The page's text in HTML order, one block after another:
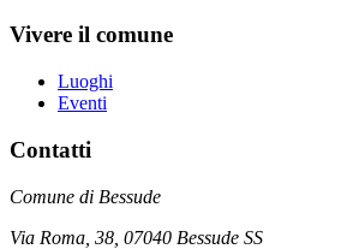
Vivere il comune
Luoghi
Eventi
Contatti
Comune di Bessude
Via Roma, 38, 07040 Bessude SS